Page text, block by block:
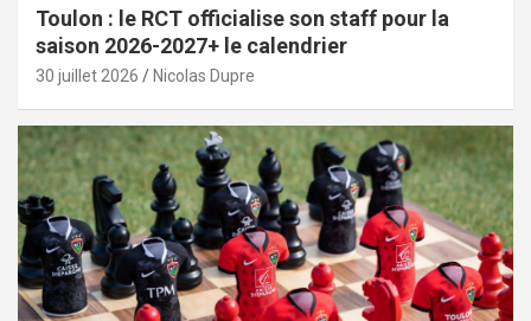
Toulon : le RCT officialise son staff pour la
saison 2026-2027+ le calendrier
30 juillet 2026 Nicolas Dupre